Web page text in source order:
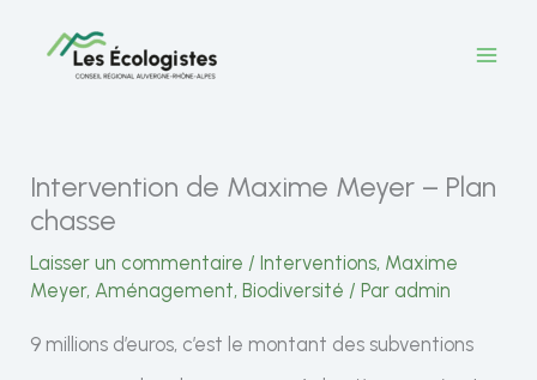
Intervention de Maxime Meyer – Plan
chasse
Laisser un commentaire /Interventions, Maxime
Meyer,Aménagement,Biodiversité / Par admin
9 millions d’euros, c’est le montant des subventions